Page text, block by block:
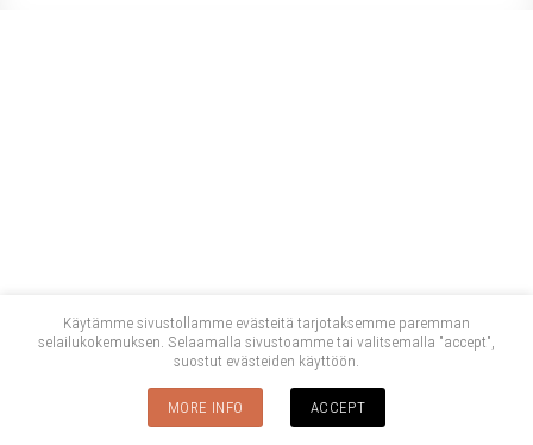
Käytämme sivustollamme evästeitä tarjotaksemme paremman
selailukokemuksen. Selaamalla sivustoamme tai valitsemalla "accept",
suostut evästeiden käyttöön.
MORE INFO ACCEPT